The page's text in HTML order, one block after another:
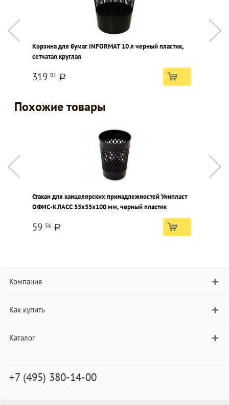
Корзина для бумаг INFORMAT 10 л черный пластик,
сетчатая круглая
319 01 a
Похожие товары
Стакан для канцелярских принадлежностей Унипласт
ОФИС-КЛАСС 55x55x100 мм, черный пластик
59 56 a
Компания
Как купить
Каталог
+7 (495) 380-14-00